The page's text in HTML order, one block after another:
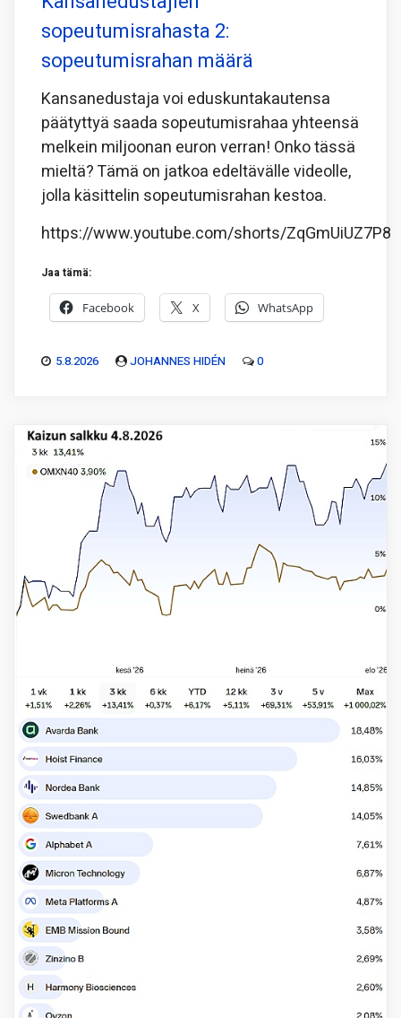
sopeutumisrahasta 2:
sopeutumisrahan määrä
Kansanedustaja voi eduskuntakautensa
päätyttyä saada sopeutumisrahaa yhteensä
melkein miljoonan euron verran! Onko tässä
mieltä? Tämä on jatkoa edeltävälle videolle,
jolla käsittelin sopeutumisrahan kestoa.
https://www.youtube.com/shorts/ZqGmUiUZ7P8
Jaa tämä:
Facebook X WhatsApp
5.8.2026 JOHANNES HIDÉN 0